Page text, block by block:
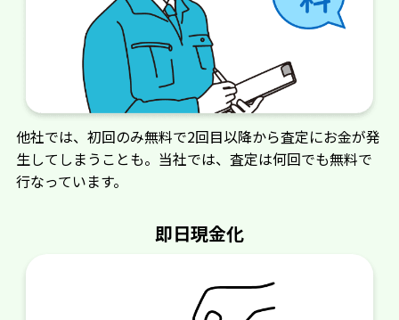
山陽利器 三和サービス
サークル鉄工 重松工業
スキガラ農機（鋤
柄）
スチール（STIHL）
象印ラコルト
大紀産業
他社では、初回のみ無料で2回目以降から査定にお金が発
生してしまうことも。当社では、査定は何回でも無料で
行なっています。
即日現金化